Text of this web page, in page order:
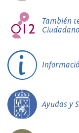
También
Ciudadano
Ayudas y